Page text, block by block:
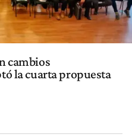
cambios
la cuarta propuesta